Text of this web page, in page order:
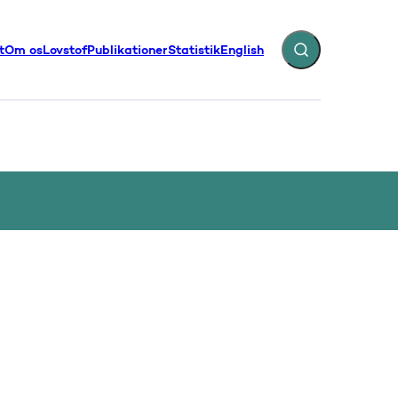
Om osLovstofPublikationerStatistikEnglish Fold søgefelt ud
- Flere links